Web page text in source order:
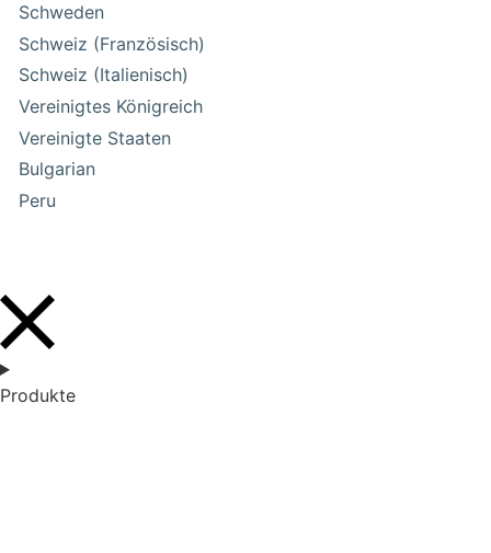
Schweden
Schweiz (Französisch)
Schweiz (Italienisch)
Vereinigtes Königreich
Vereinigte Staaten
Bulgarian
Peru
Produkte